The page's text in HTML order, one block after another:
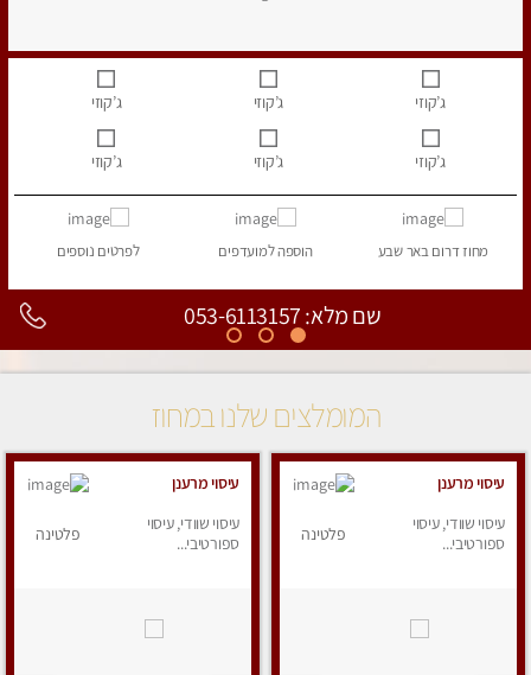
ג’קוזי ג’קוזי ג’קוזי
ג’קוזי ג’קוזי ג’קוזי
מחוז דרוםבאר שבע הוספהלמועדפים לפרטים נוספים
שם מלא: 053-6113157
המומלצים שלנו במחוז
עיסוי מרענן
עיסוי שוודי, עיסוי
ספורטיבי...
פלטינה
עיסוי מרענן
עיסוי שוודי, עיסוי
ספורטיבי...
פלטינה